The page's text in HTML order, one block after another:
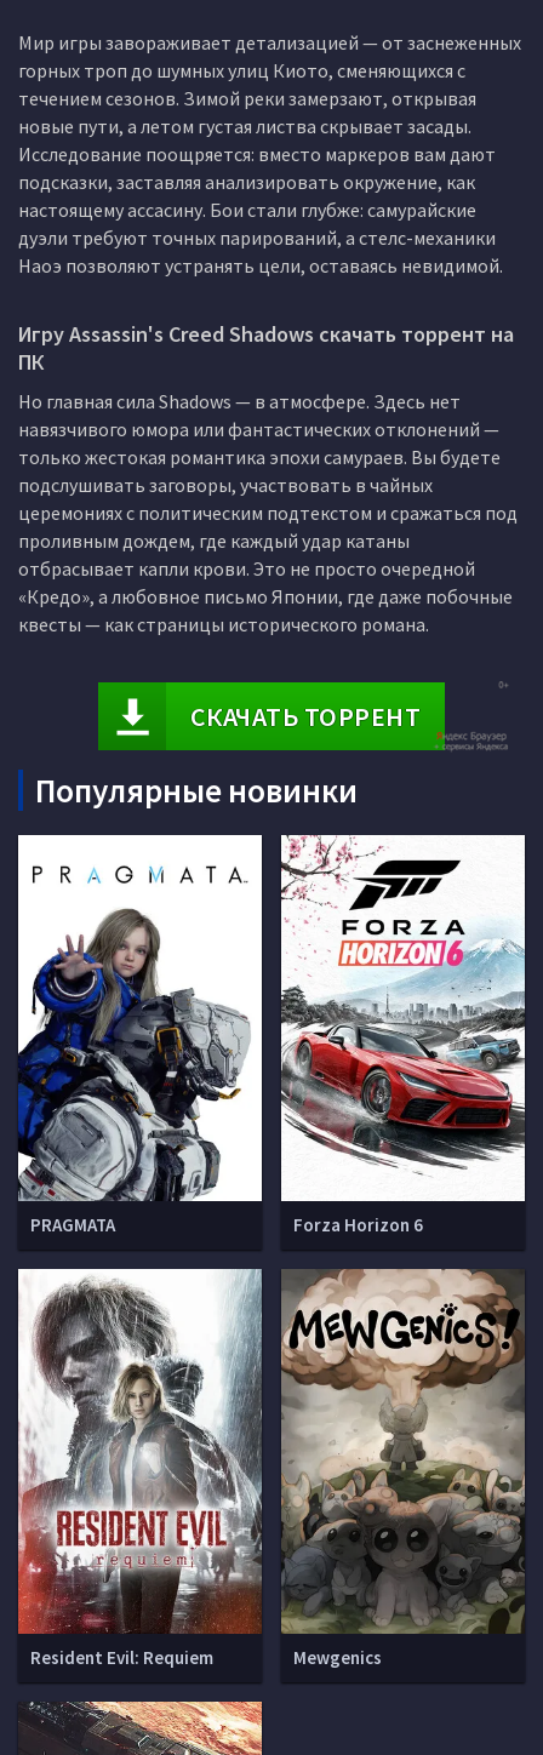
Мир игры завораживает детализацией — от заснеженных
горных троп до шумных улиц Киото, сменяющихся с
течением сезонов. Зимой реки замерзают, открывая
новые пути, а летом густая листва скрывает засады.
Исследование поощряется: вместо маркеров вам дают
подсказки, заставляя анализировать окружение, как
настоящему ассасину. Бои стали глубже: самурайские
дуэли требуют точных парирований, а стелс-механики
Наоэ позволяют устранять цели, оставаясь невидимой.
Игру Assassin's Creed Shadows скачать торрент на
ПК
Но главная сила Shadows — в атмосфере. Здесь нет
навязчивого юмора или фантастических отклонений —
только жестокая романтика эпохи самураев. Вы будете
подслушивать заговоры, участвовать в чайных
церемониях с политическим подтекстом и сражаться под
проливным дождем, где каждый удар катаны
отбрасывает капли крови. Это не просто очередной
«Кредо», а любовное письмо Японии, где даже побочные
квесты — как страницы исторического романа.
СКАЧАТЬ ТОРРЕНТ
Популярные новинки
PRAGMATA Forza Horizon 6
Resident Evil: Requiem Mewgenics